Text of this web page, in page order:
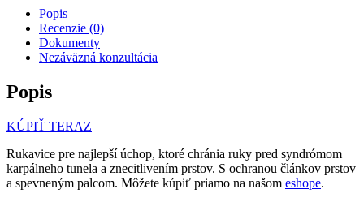
Popis
Recenzie (0)
Dokumenty
Nezáväzná konzultácia
Popis
KÚPIŤ TERAZ
Rukavice pre najlepší úchop, ktoré chránia ruky pred syndrómom
karpálneho tunela a znecitlivením prstov. S ochranou článkov prstov
a spevneným palcom. Môžete kúpiť priamo na našom eshope.